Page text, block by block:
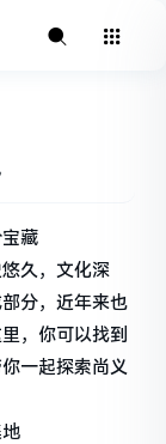
藏
久，文化深
分，近年来也
，你可以找到
一起探索尚义